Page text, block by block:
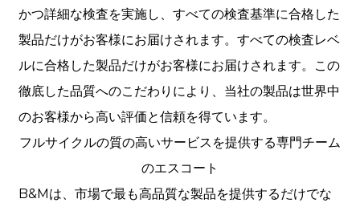
かつ詳細な検査を実施し、すべての検査基準に合格した
製品だけがお客様にお届けされます。すべての検査レベ
ルに合格した製品だけがお客様にお届けされます。この
徹底した品質へのこだわりにより、当社の製品は世界中
のお客様から高い評価と信頼を得ています。
フルサイクルの質の高いサービスを提供する専門チーム
のエスコート
B&Mは、市場で最も高品質な製品を提供するだけでな